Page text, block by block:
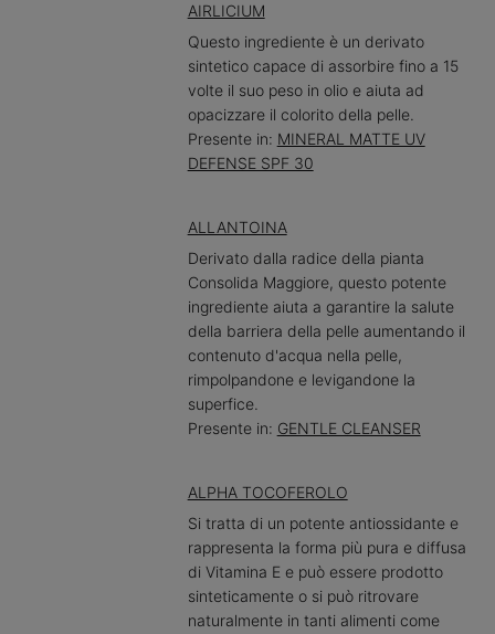
AIRLICIUM
Questo ingrediente è un derivato
sintetico capace di assorbire fino a 15
volte il suo peso in olio e aiuta ad
opacizzare il colorito della pelle.
Presente in: MINERAL MATTE UV
DEFENSE SPF 30
ALLANTOINA
Derivato dalla radice della pianta
Consolida Maggiore, questo potente
ingrediente aiuta a garantire la salute
della barriera della pelle aumentando il
contenuto d'acqua nella pelle,
rimpolpandone e levigandone la
superfice.
Presente in: GENTLE CLEANSER
ALPHA TOCOFEROLO
Si tratta di un potente antiossidante e
rappresenta la forma più pura e diffusa
di Vitamina E e può essere prodotto
sinteticamente o si può ritrovare
naturalmente in tanti alimenti come